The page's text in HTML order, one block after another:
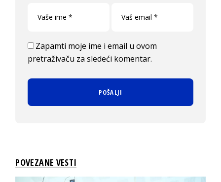
Zapamti moje ime i email u ovom
pretraživaču za sledeći komentar.
POVEZANE VESTI